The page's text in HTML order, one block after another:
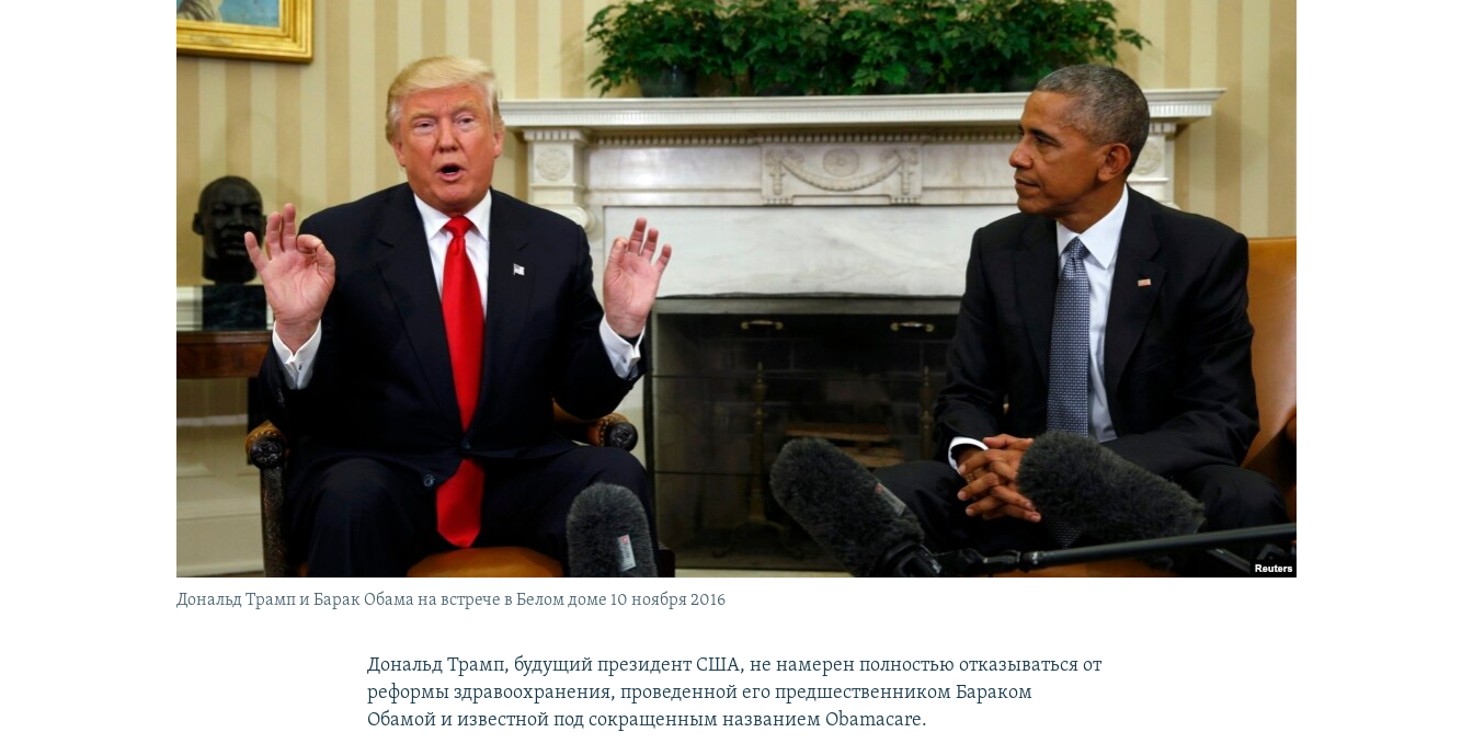
ПОДПИШИТЕСЬ НА РАССЫЛКУ
Дональд Трамп и Барак Обама на встрече в Белом доме 10 ноября 2016
Дональд Трамп, будущий президент США, не намерен полностью отказываться от
реформы здравоохранения, проведенной его предшественником Бараком
Обамой и известной под сокращенным названием Obamacare.